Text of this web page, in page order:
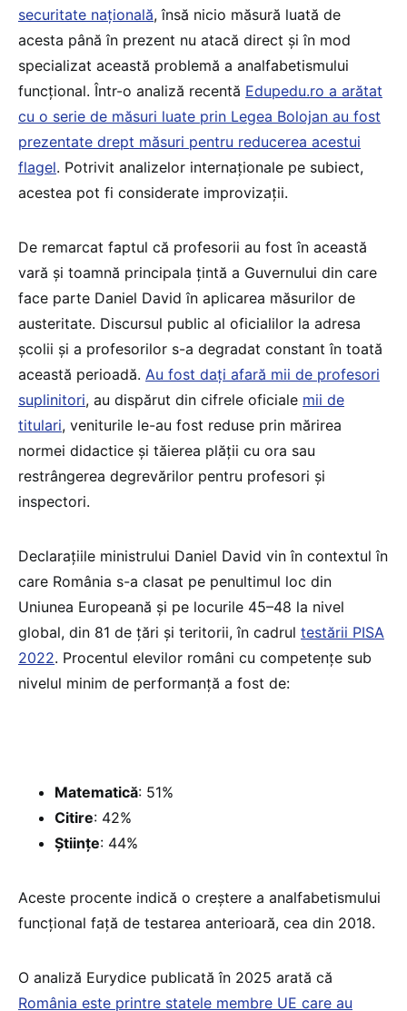
securitate națională, însă nicio măsură luată de
acesta până în prezent nu atacă direct și în mod
specializat această problemă a analfabetismului
funcțional. Într-o analiză recentă Edupedu.ro a arătat
cu o serie de măsuri luate prin Legea Bolojan au fost
prezentate drept măsuri pentru reducerea acestui
flagel. Potrivit analizelor internaționale pe subiect,
acestea pot fi considerate improvizații.
De remarcat faptul că profesorii au fost în această
vară și toamnă principala țintă a Guvernului din care
face parte Daniel David în aplicarea măsurilor de
austeritate. Discursul public al oficialilor la adresa
școlii și a profesorilor s-a degradat constant în toată
această perioadă. Au fost dați afară mii de profesori
suplinitori, au dispărut din cifrele oficiale mii de
titulari, veniturile le-au fost reduse prin mărirea
normei didactice și tăierea plății cu ora sau
restrângerea degrevărilor pentru profesori și
inspectori.
Declarațiile ministrului Daniel David vin în contextul în
care România s-a clasat pe penultimul loc din
Uniunea Europeană și pe locurile 45–48 la nivel
global, din 81 de țări și teritorii, în cadrul testării PISA
2022. Procentul elevilor români cu competențe sub
nivelul minim de performanță a fost de:
Matematică: 51%
Citire: 42%
Științe: 44%
Aceste procente indică o creștere a analfabetismului
funcțional față de testarea anterioară, cea din 2018.
O analiză Eurydice publicată în 2025 arată că
România este printre statele membre UE care au